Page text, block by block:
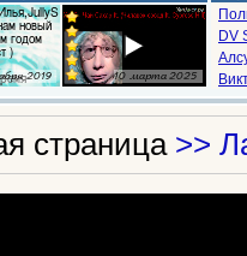
DV
страница >>